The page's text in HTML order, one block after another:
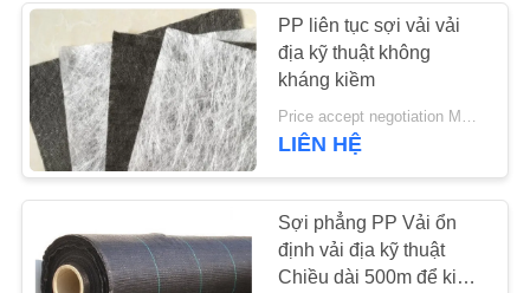
NHÀ
MÁY
KIỂM
SOÁT
CHẤT
LƯỢNG
PP liên tục sợi vải vải
địa kỹ thuật không
kháng kiềm
Price accept negotiation MOQ:100m2
LIÊN HỆ
Sợi phẳng PP Vải ổn
định vải địa kỹ thuật
Chiều dài 500m để kiểm